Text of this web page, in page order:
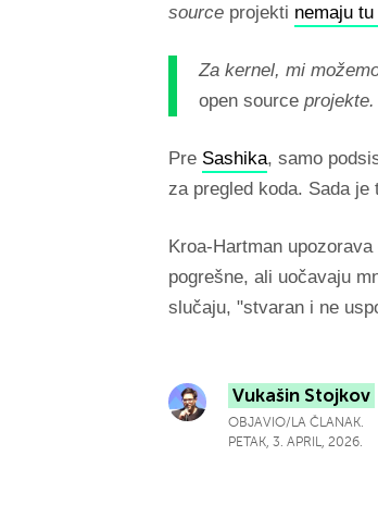
source projekti nemaju
Za kernel, mi
open source projekte.
Pre Sashika, samo
za pregled koda. Sada je
Kroa-Hartman
pogrešne, ali uočavaju
slučaju, "stvaran i ne
Vukašin Stojkov
OBJAVIO/LA ČLANAK.
PETAK, 3. APRIL, 2026.